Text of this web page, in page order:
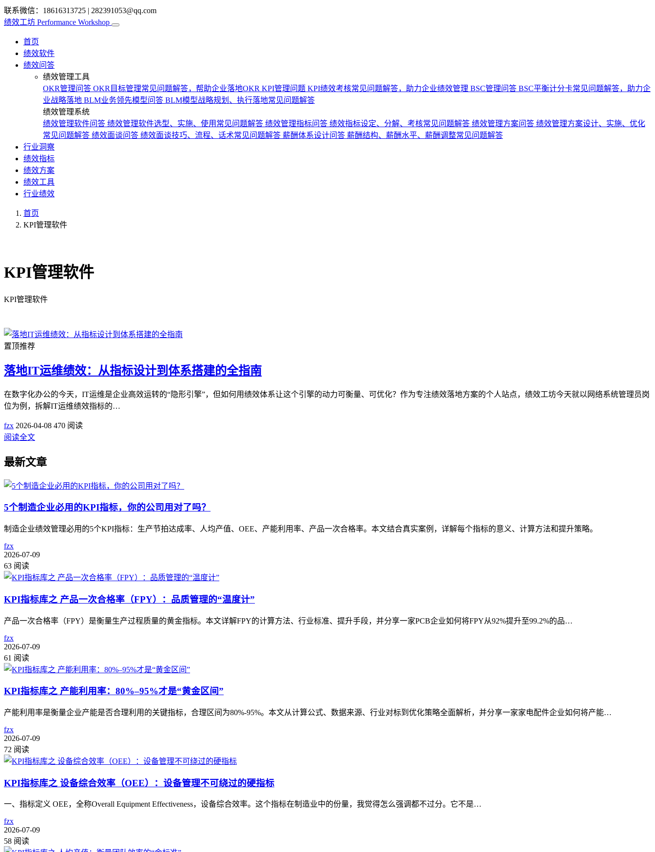
联系微信：18616313725 | 282391053@qq.com
绩效工坊 Performance Workshop
首页
绩效软件
绩效问答
绩效管理工具
OKR管理问答 OKR目标管理常见问题解答，帮助企业落地OKR KPI管理问题 KPI绩效考核常见问题解答，助力企业绩效管理 BSC管理问答 BSC平衡计分卡常见问题解答，助力企
业战略落地 BLM业务领先模型问答 BLM模型战略规划、执行落地常见问题解答
绩效管理系统
绩效管理软件问答 绩效管理软件选型、实施、使用常见问题解答 绩效管理指标问答 绩效指标设定、分解、考核常见问题解答 绩效管理方案问答 绩效管理方案设计、实施、优化
常见问题解答 绩效面谈问答 绩效面谈技巧、流程、话术常见问题解答 薪酬体系设计问答 薪酬结构、薪酬水平、薪酬调整常见问题解答
行业洞察
绩效指标
绩效方案
绩效工具
行业绩效
首页
KPI管理软件
KPI管理软件
KPI管理软件
置顶推荐
落地IT运维绩效：从指标设计到体系搭建的全指南
在数字化办公的今天，IT运维是企业高效运转的“隐形引擎”，但如何用绩效体系让这个引擎的动力可衡量、可优化？作为专注绩效落地方案的个人站点，绩效工坊今天就以网络系统管理员岗
位为例，拆解IT运维绩效指标的…
fzx 2026-04-08 470 阅读
阅读全文
最新文章
5个制造企业必用的KPI指标，你的公司用对了吗？
制造企业绩效管理必用的5个KPI指标：生产节拍达成率、人均产值、OEE、产能利用率、产品一次合格率。本文结合真实案例，详解每个指标的意义、计算方法和提升策略。
fzx
2026-07-09
63 阅读
KPI指标库之 产品一次合格率（FPY）：品质管理的“温度计”
产品一次合格率（FPY）是衡量生产过程质量的黄金指标。本文详解FPY的计算方法、行业标准、提升手段，并分享一家PCB企业如何将FPY从92%提升至99.2%的品…
fzx
2026-07-09
61 阅读
KPI指标库之 产能利用率：80%–95%才是“黄金区间”
产能利用率是衡量企业产能是否合理利用的关键指标，合理区间为80%-95%。本文从计算公式、数据来源、行业对标到优化策略全面解析，并分享一家家电配件企业如何将产能…
fzx
2026-07-09
72 阅读
KPI指标库之 设备综合效率（OEE）：设备管理不可绕过的硬指标
一、指标定义 OEE，全称Overall Equipment Effectiveness，设备综合效率。这个指标在制造业中的份量，我觉得怎么强调都不过分。它不是…
fzx
2026-07-09
58 阅读